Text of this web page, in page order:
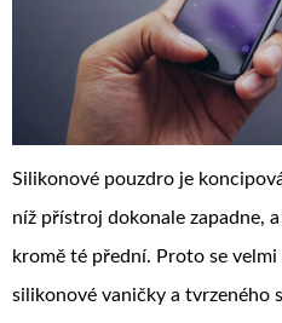
Silikonové pouzdro je
níž přístroj dokonale zapadne,
kromě té přední. Proto se
silikonové vaničky a tvrzeného